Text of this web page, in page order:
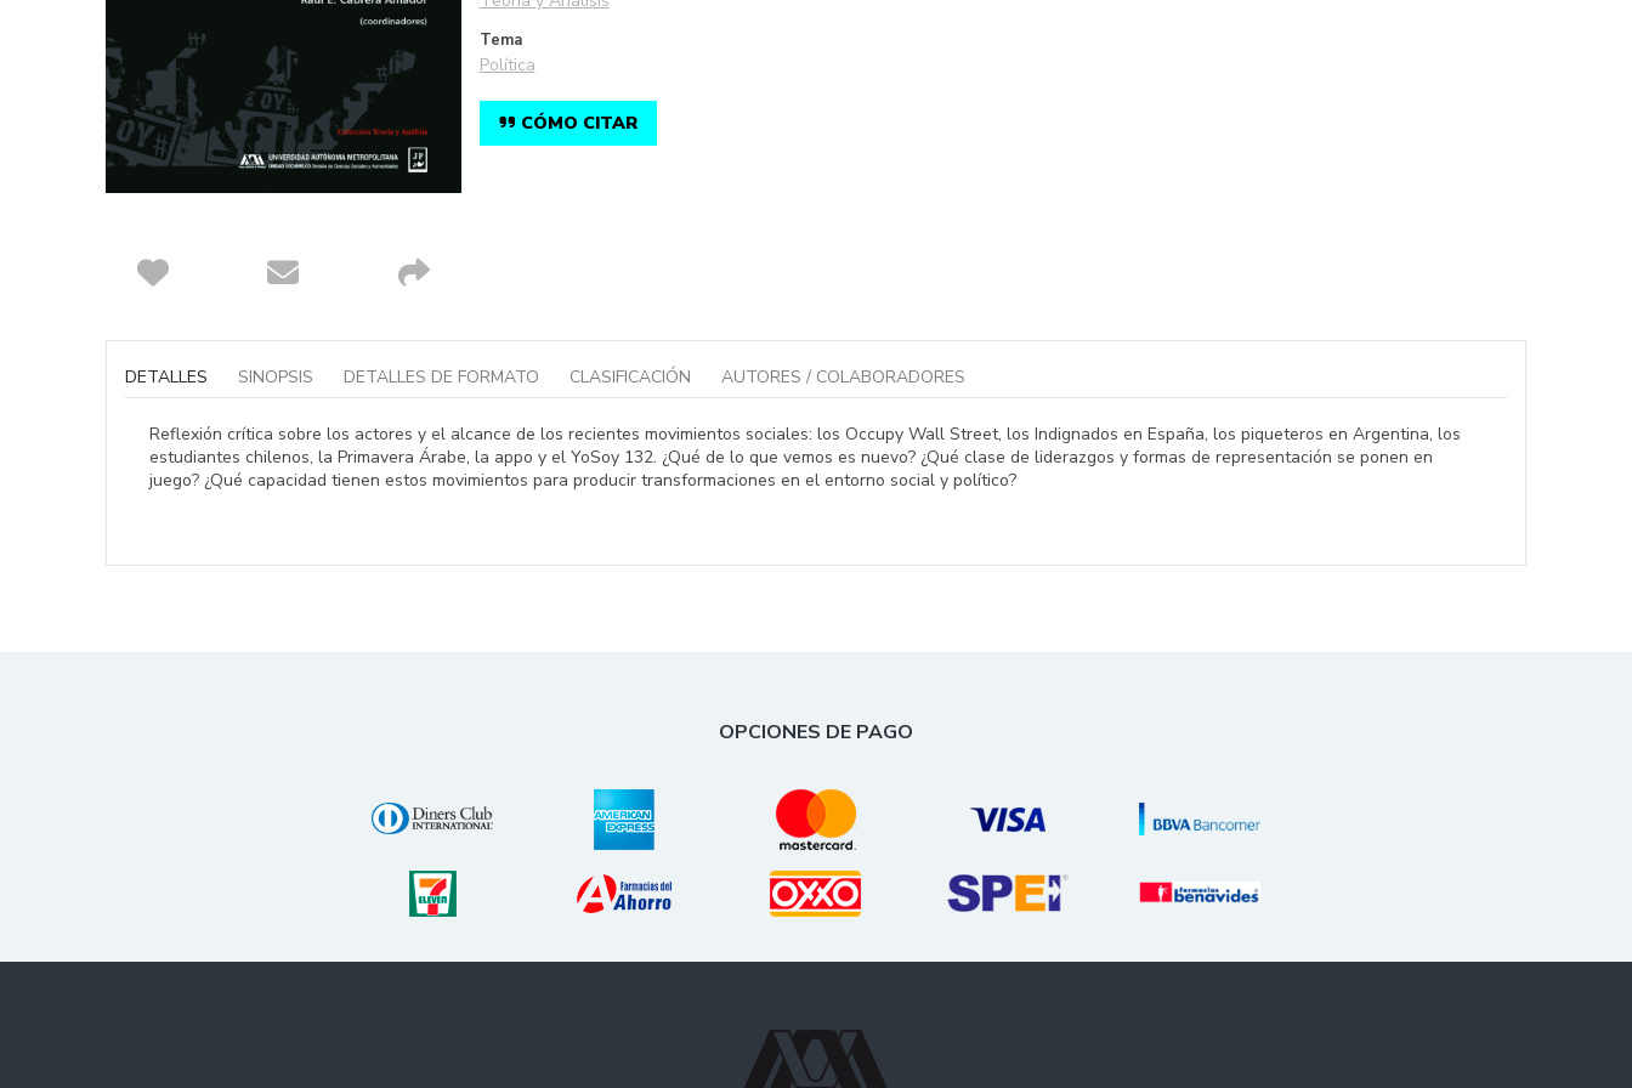
al
galería
imágenes
Tema
Política
CÓMO CITAR
DETALLES
Reflexión crítica sobre los actores y el alcance de los recientes movimientos sociales: los Occupy Wall Street, los Indignados en España, los piqueteros en Argentina, los
estudiantes chilenos, la Primavera Árabe, la appo y el YoSoy 132. ¿Qué de lo que vemos es nuevo? ¿Qué clase de liderazgos y formas de representación se ponen en
juego? ¿Qué capacidad tienen estos movimientos para producir transformaciones en el entorno social y político?
SINOPSIS DETALLES DE FORMATO CLASIFICACIÓN AUTORES / COLABORADORES
OPCIONES DE PAGO